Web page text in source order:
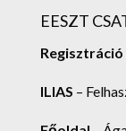
EESZT
Regisztráció
ILIAS –